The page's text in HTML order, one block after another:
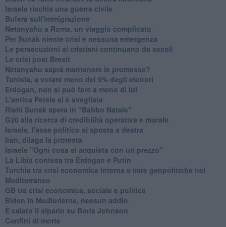
Israele rischia una guerra civile
Bufera sull'immigrazione
Netanyahu a Roma, un viaggio complicato
Per Sunak niente crisi e nessuna emergenza
Le persecuzioni ai cristiani continuano da secoli
Le crisi post Brexit
Netanyahu saprà mantenere le promesse?
Tunisia, a votare meno del 9% degli elettori
Erdogan, non si può fare a meno di lui
L'antica Persia si è svegliata
Rishi Sunak spera in “Babbo Natale”
G20 alla ricerca di credibilità operativa e morale
Israele, l'asse politico si sposta a destra
Iran, dilaga la protesta
Israele "Ogni cosa si acquista con un prezzo"
La Libia contesa tra Erdogan e Putin
Turchia tra crisi economica interna e mire geopolitiche nel
Mediterraneo
GB tra crisi economica, sociale e politica
Biden in Medioriente, nessun addio
È calato il sipario su Boris Johnson
Confini di morte